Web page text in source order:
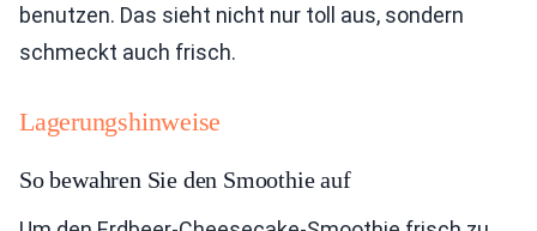
benutzen. Das sieht nicht nur toll aus, sondern
schmeckt auch frisch.
Lagerungshinweise
So bewahren Sie den Smoothie auf